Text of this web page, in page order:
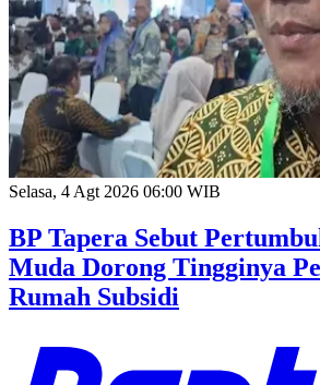
Selasa, 4 Agt 2026 06:00 WIB
BP Tapera Sebut
Muda Dorong Tingginya
Rumah Subsidi